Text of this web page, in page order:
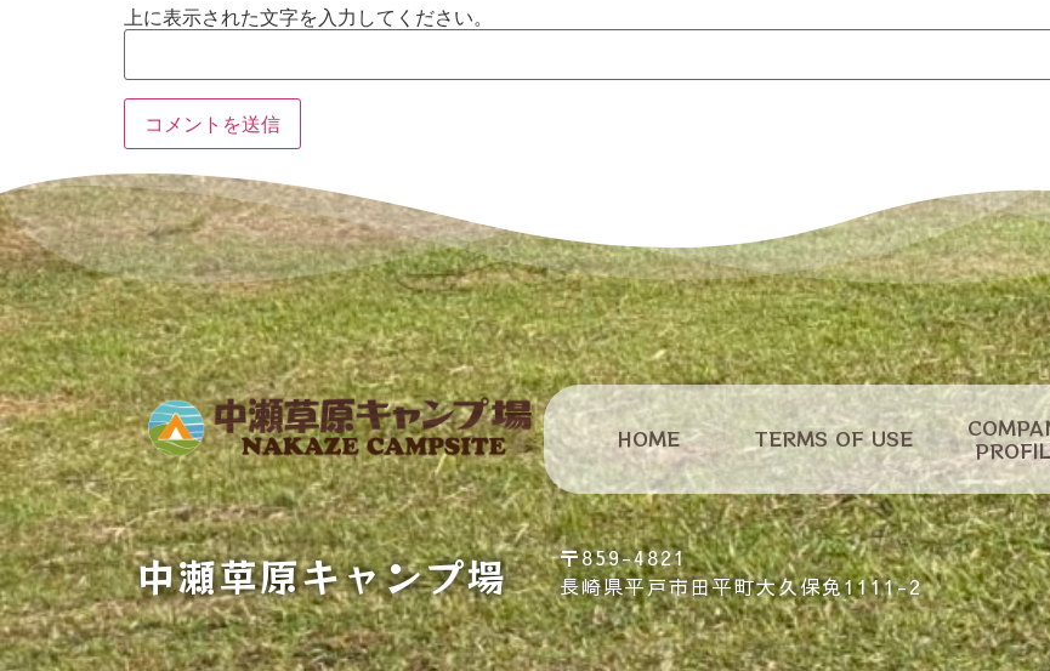
上に表示された文字を入力してください。
HOME
ホーム TERMS OF USE
利用規約 会社概
中瀬草原キャンプ場
〒859-4821
長崎県平戸市田平町大久保免1111-2